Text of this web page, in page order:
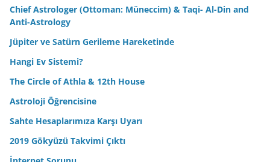
Chief Astrologer (Ottoman: Müneccim) & Taqi- Al-Din and
Anti-Astrology
Jüpiter ve Satürn Gerileme Hareketinde
Hangi Ev Sistemi?
The Circle of Athla & 12th House
Astroloji Öğrencisine
Sahte Hesaplarımıza Karşı Uyarı
2019 Gökyüzü Takvimi Çıktı